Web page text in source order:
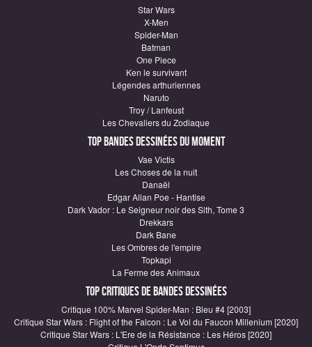
Star Wars
X-Men
Spider-Man
Batman
One Piece
Ken le survivant
Légendes arthuriennes
Naruto
Troy / Lanfeust
Les Chevaliers du Zodiaque
Top Bandes Dessinées du moment
Vae Victis
Les Choses de la nuit
Danaël
Edgar Allan Poe - Hantise
Dark Vador : Le Seigneur noir des Sith, Tome 3
Drekkars
Dark Bane
Les Ombres de l'empire
Topkapi
La Ferme des Animaux
Top critiques de Bandes Dessinées
Critique 100% Marvel Spider-Man : Bleu #4 [2003]
Critique Star Wars : Flight of the Falcon : Le Vol du Faucon Millenium [2020]
Critique Star Wars : L'Ere de la Résistance : Les Héros [2020]